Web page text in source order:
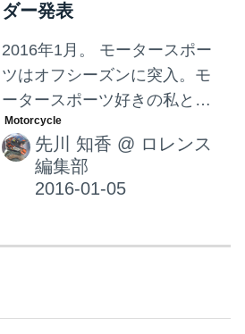
ダー発表
2016年1月。 モータースポー
ツはオフシーズンに突入。モ
ータースポーツ好きの私とし
ては何だか寂しい季節。そん
な中、今年のMFJ(日本モータ
ーサイクルスポーツ協会)全日
本選手権の主要競技カレンダ
た！！！ 全日本ロードレース
先川 知香 @ ロレンス
編集部